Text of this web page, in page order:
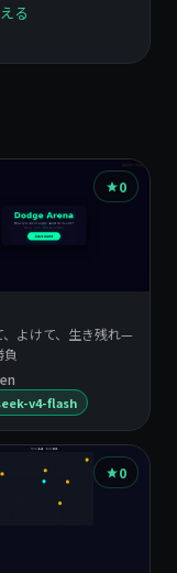
る
0
、よけて、生き残れ—
v4-flash
0